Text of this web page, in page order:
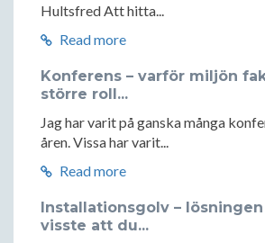
Hultsfred Att hitta...
Read more
Konferens – varför miljön
större roll...
Jag har varit på ganska många
åren. Vissa har varit...
Read more
Installationsgolv –
visste att du...